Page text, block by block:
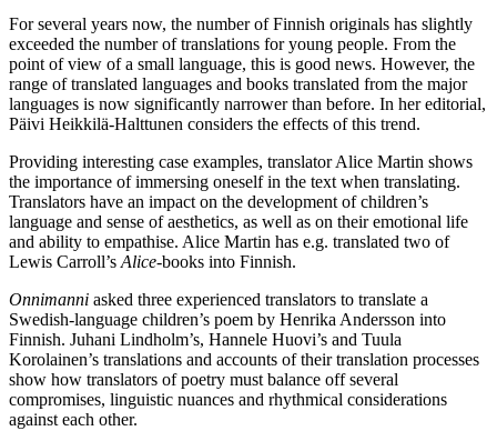
For several years now, the number of Finnish originals has slightly
exceeded the number of translations for young people. From the
point of view of a small language, this is good news. However, the
range of translated languages and books translated from the major
languages is now significantly narrower than before. In her editorial,
Päivi Heikkilä-Halttunen considers the effects of this trend.
Providing interesting case examples, translator Alice Martin shows
the importance of immersing oneself in the text when translating.
Translators have an impact on the development of children’s
language and sense of aesthetics, as well as on their emotional life
and ability to empathise. Alice Martin has e.g. translated two of
Lewis Carroll’s Alice-books into Finnish.
Onnimanni asked three experienced translators to translate a
Swedish-language children’s poem by Henrika Andersson into
Finnish. Juhani Lindholm’s, Hannele Huovi’s and Tuula
Korolainen’s translations and accounts of their translation processes
show how translators of poetry must balance off several
compromises, linguistic nuances and rhythmical considerations
against each other.